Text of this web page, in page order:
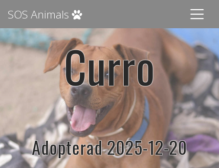
SOS Animals
Curro
Adopterad 2025-12-20